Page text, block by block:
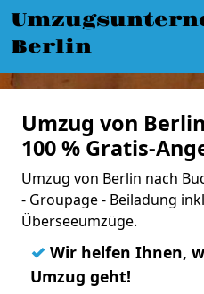
Berlin
Umzug von
100 % Gratis-
Umzug von Berlin nach
- Groupage - Beiladung
Überseeumzüge.
✓ Wir helfen Ihnen,
Umzug geht!